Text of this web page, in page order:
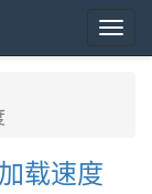
载速度